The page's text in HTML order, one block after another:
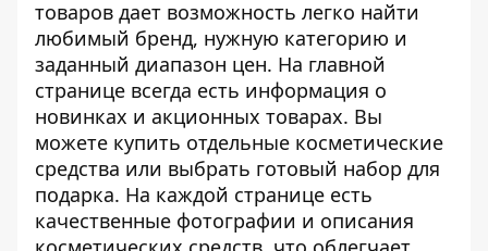
товаров дает возможность легко найти
любимый бренд, нужную категорию и
заданный диапазон цен. На главной
странице всегда есть информация о
новинках и акционных товарах. Вы
можете купить отдельные косметические
средства или выбрать готовый набор для
подарка. На каждой странице есть
качественные фотографии и описания